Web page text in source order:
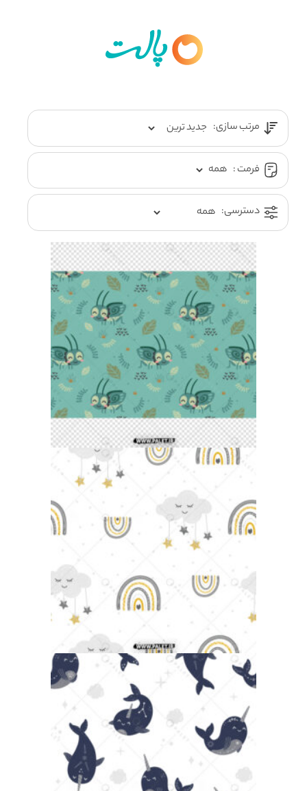
مرتب سازی:
فرمت :
دسترسی: